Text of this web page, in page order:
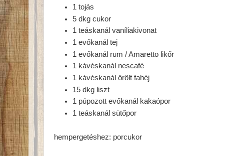
1 tojás
5 dkg cukor
1 teáskanál vaníliakivonat
1 evőkanál tej
1 evőkanál rum / Amaretto likőr
1 kávéskanál nescafé
1 kávéskanál őrölt fahéj
15 dkg liszt
1 púpozott evőkanál kakaópor
1 teáskanál sütőpor
hempergetéshez: porcukor